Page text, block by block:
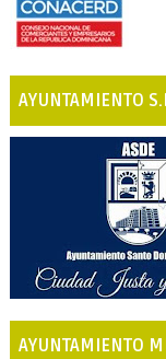
AYUNTAMIENTO
AYUNTAMIENTO